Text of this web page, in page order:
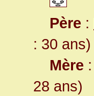
Père :
: 30 ans)
Mère :
28 ans)